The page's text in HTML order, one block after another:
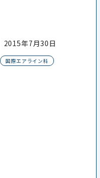
2015年7月30日
国際エアライン科